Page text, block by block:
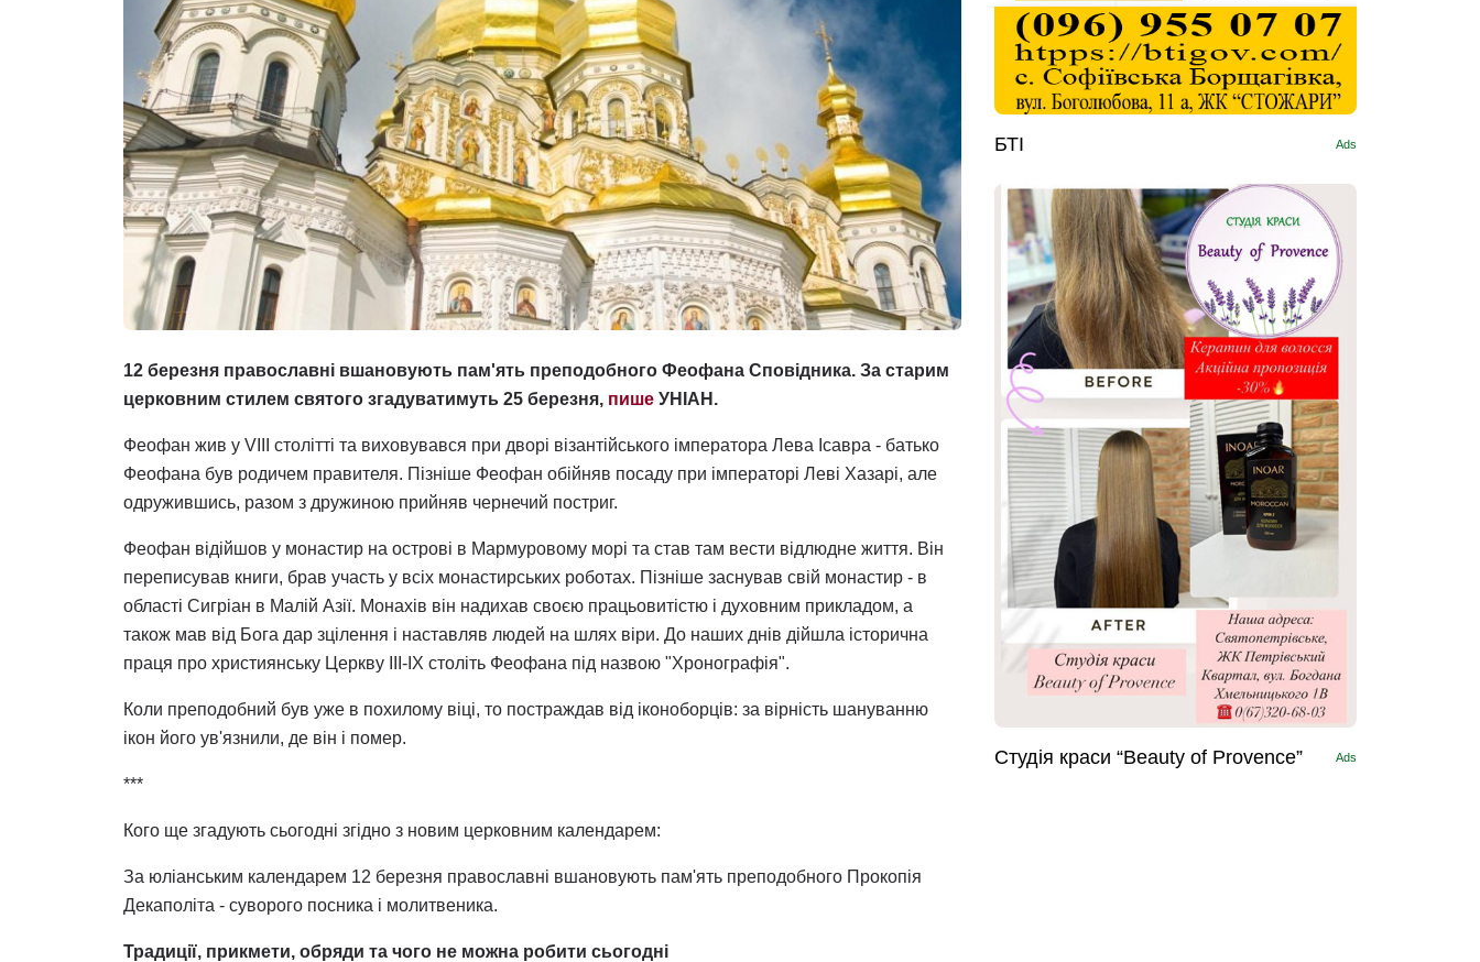
12 березня православні вшановують пам'ять преподобного Феофана Сповідника. За старим
церковним стилем святого згадуватимуть 25 березня, пише УНІАН.
Феофан жив у VIII столітті та виховувався при дворі візантійського імператора Лева Ісавра - батько
Феофана був родичем правителя. Пізніше Феофан обійняв посаду при імператорі Леві Хазарі, але
одружившись, разом з дружиною прийняв чернечий постриг.
Феофан відійшов у монастир на острові в Мармуровому морі та став там вести відлюдне життя. Він
переписував книги, брав участь у всіх монастирських роботах. Пізніше заснував свій монастир - в
області Сигріан в Малій Азії. Монахів він надихав своєю працьовитістю і духовним прикладом, а
також мав від Бога дар зцілення і наставляв людей на шлях віри. До наших днів дійшла історична
праця про християнську Церкву III-IX століть Феофана під назвою "Хронографія".
Коли преподобний був уже в похилому віці, то постраждав від іконоборців: за вірність шануванню
ікон його ув'язнили, де він і помер.
***
Кого ще згадують сьогодні згідно з новим церковним календарем:
За юліанським календарем 12 березня православні вшановують пам'ять преподобного Прокопія
Декаполіта - суворого посника і молитвеника.
Традиції, прикмети, обряди та чого не можна робити сьогодні
БТІ Ads
Студія краси “Beauty of Provence” Ads